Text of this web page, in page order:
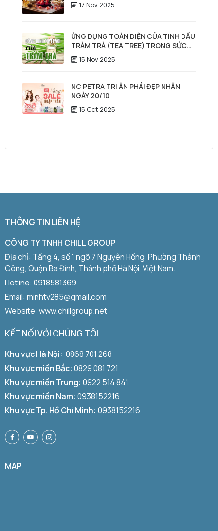
17 Nov 2025
ỨNG DỤNG TOÀN DIỆN CỦA TINH DẦU
TRÀM TRÀ (TEA TREE) TRONG SỨC
KHỎE, LÀM ĐẸP & CHĂM SÓC TÓC –
DA ĐẦU
15 Nov 2025
NC PETRA TRI ÂN PHÁI ĐẸP NHÂN
NGÀY 20/10
15 Oct 2025
THÔNG TIN LIÊN HỆ
CÔNG TY TNHH CHILL GROUP
Địa chỉ: Tầng 4, số 1 ngõ 7 Nguyên Hồng, Phường Thành
Công, Quận Ba Đình, Thành phố Hà Nội, Việt Nam.
Hotline: 0918581369
Email: minhtv285@gmail.com
Website: www.chillgroup.net
KẾT NỐI VỚI CHÚNG TÔI
Khu vực Hà Nội: 0868 701 268
Khu vực miền Bắc: 0829 081 721
Khu vực miền Trung: 0922 514 841
Khu vực miền Nam: 0938152216
Khu vực Tp. Hồ Chí Minh: 0938152216
MAP